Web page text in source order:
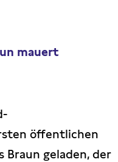
mauert
öffentlichen
Braun geladen, der